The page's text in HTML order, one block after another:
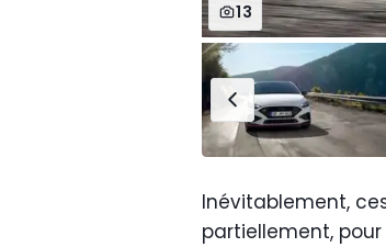
13
Inévitablement,
partiellement,